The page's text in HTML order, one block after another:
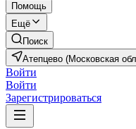
Помощь
Ещё
Поиск
Атепцево (Московская
Войти
Войти
Зарегистрироваться